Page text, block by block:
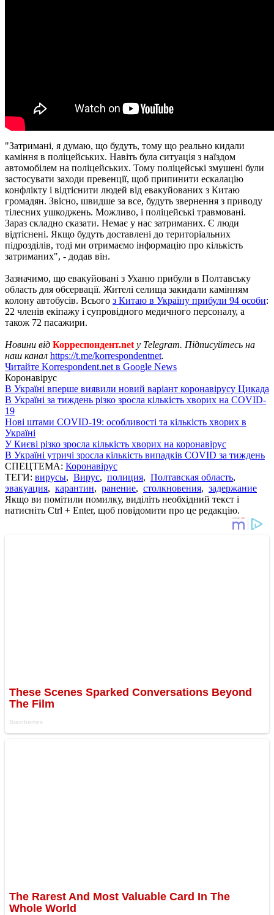
"Затримані, я думаю, що будуть, тому що реально кидали
каміння в поліцейських. Навіть була ситуація з наїздом
автомобілем на поліцейських. Тому поліцейські змушені були
застосувати заходи превенції, щоб припинити ескалацію
конфлікту і відтіснити людей від евакуйованих з Китаю
громадян. Звісно, швидше за все, будуть звернення з приводу
тілесних ушкоджень. Можливо, і поліцейські травмовані.
Зараз складно сказати. Немає у нас затриманих. Є люди
відтіснені. Якщо будуть доставлені до територіальних
підрозділів, тоді ми отримаємо інформацію про кількість
затриманих", - додав він.
Зазначимо, що евакуйовані з Уханю прибули в Полтавську
область для обсервації. Жителі селища закидали камінням
колону автобусів. Всього з Китаю в Україну прибули 94 особи:
22 членів екіпажу і супровідного медичного персоналу, а
також 72 пасажири.
Новини від Корреспондент.net у Telegram. Підписуйтесь на
наш канал https://t.me/korrespondentnet.
Читайте Korrespondent.net в Google News
Коронавірус
В Україні вперше виявили новий варіант коронавірусу Цикада
В Україні за тиждень різко зросла кількість хворих на COVID-
19
Нові штами COVID-19: особливості та кількість хворих в
Україні
У Києві різко зросла кількість хворих на коронавірус
В Україні утричі зросла кількість випадків COVID за тиждень
СПЕЦТЕМА: Коронавірус
ТЕГИ: вирусы, Вирус, полиция, Полтавская область,
эвакуация, карантин, ранение, столкновения, задержание
Якщо ви помітили помилку, виділіть необхідний текст і
натисніть Ctrl + Enter, щоб повідомити про це редакцію.